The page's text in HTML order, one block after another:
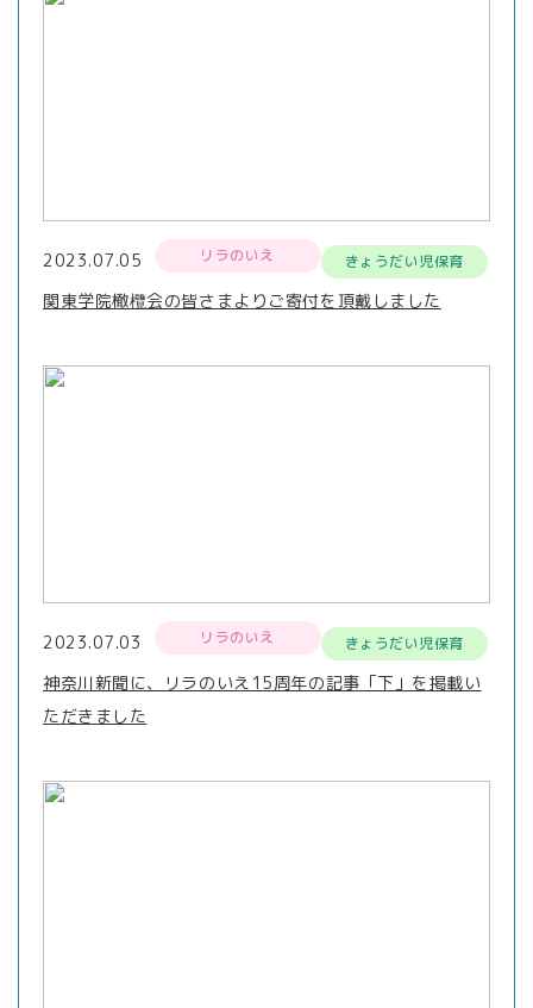
2023.07.05 リラのいえ きょうだい児保育
関東学院橄欖会の皆さまよりご寄付を頂戴しました
2023.07.03 リラのいえ きょうだい児保育
神奈川新聞に、リラのいえ15周年の記事「下」を掲載い
ただきました